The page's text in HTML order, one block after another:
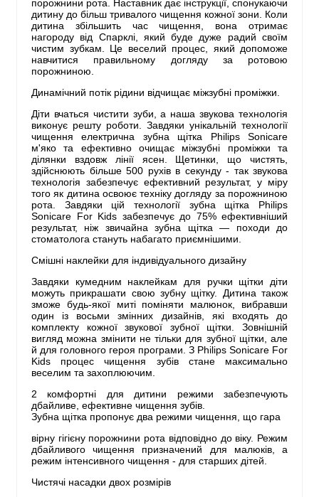
порожнини рота. Наставник дає інструкції, спонукаючи
дитину до більш тривалого чищення кожної зони. Коли
дитина збільшить час чищення, вона отримає
нагороду від Спарклі, який буде дуже радий своїм
чистим зубкам. Це веселий процес, який допоможе
навчитися правильному догляду за ротовою
порожниною.
Динамічний потік рідини відчищає міжзубні проміжки.
Діти вчаться чистити зуби, а наша звукова технологія
виконує решту роботи. Завдяки унікальній технології
чищення електрична зубна щітка Philips Sonicare
м'яко та ефективно очищає міжзубні проміжки та
ділянки вздовж лінії ясен. Щетинки, що чистять,
здійснюють більше 500 рухів в секунду - так звукова
технологія забезпечує ефективний результат, у міру
того як дитина освоює техніку догляду за порожниною
рота. Завдяки цій технології зубна щітка Philips
Sonicare For Kids забезпечує до 75% ефективніший
результат, ніж звичайна зубна щітка — походи до
стоматолога стануть набагато приємнішими.
Смішні наклейки для індивідуального дизайну
Завдяки кумедним наклейкам для ручки щітки діти
можуть прикрашати свою зубну щітку. Дитина також
зможе будь-якої миті поміняти малюнок, вибравши
один із восьми змінних дизайнів, які входять до
комплекту кожної звукової зубної щітки. Зовнішній
вигляд можна змінити не тільки для зубної щітки, але
й для головного героя програми. З Philips Sonicare For
Kids процес чищення зубів стане максимально
веселим та захоплюючим.
2 комфортні для дитини режими забезпечують
дбайливе, ефективне чищення зубів.
Зубна щітка пропонує два режими чищення, що гара
вірну гігієну порожнини рота відповідно до віку. Режим
дбайливого чищення призначений для малюків, а
режим інтенсивного чищення - для старших дітей.
Чистячі насадки двох розмірів